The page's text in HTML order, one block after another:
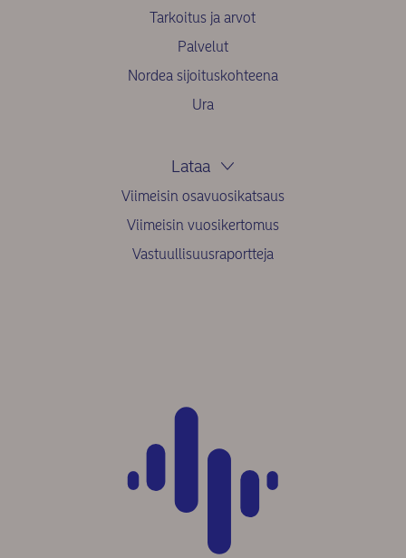
Tarkoitus ja arvot
Palvelut
Nordea sijoituskohteena
Ura
Lataa
Viimeisin osavuosikatsaus
Viimeisin vuosikertomus
Vastuullisuusraportteja